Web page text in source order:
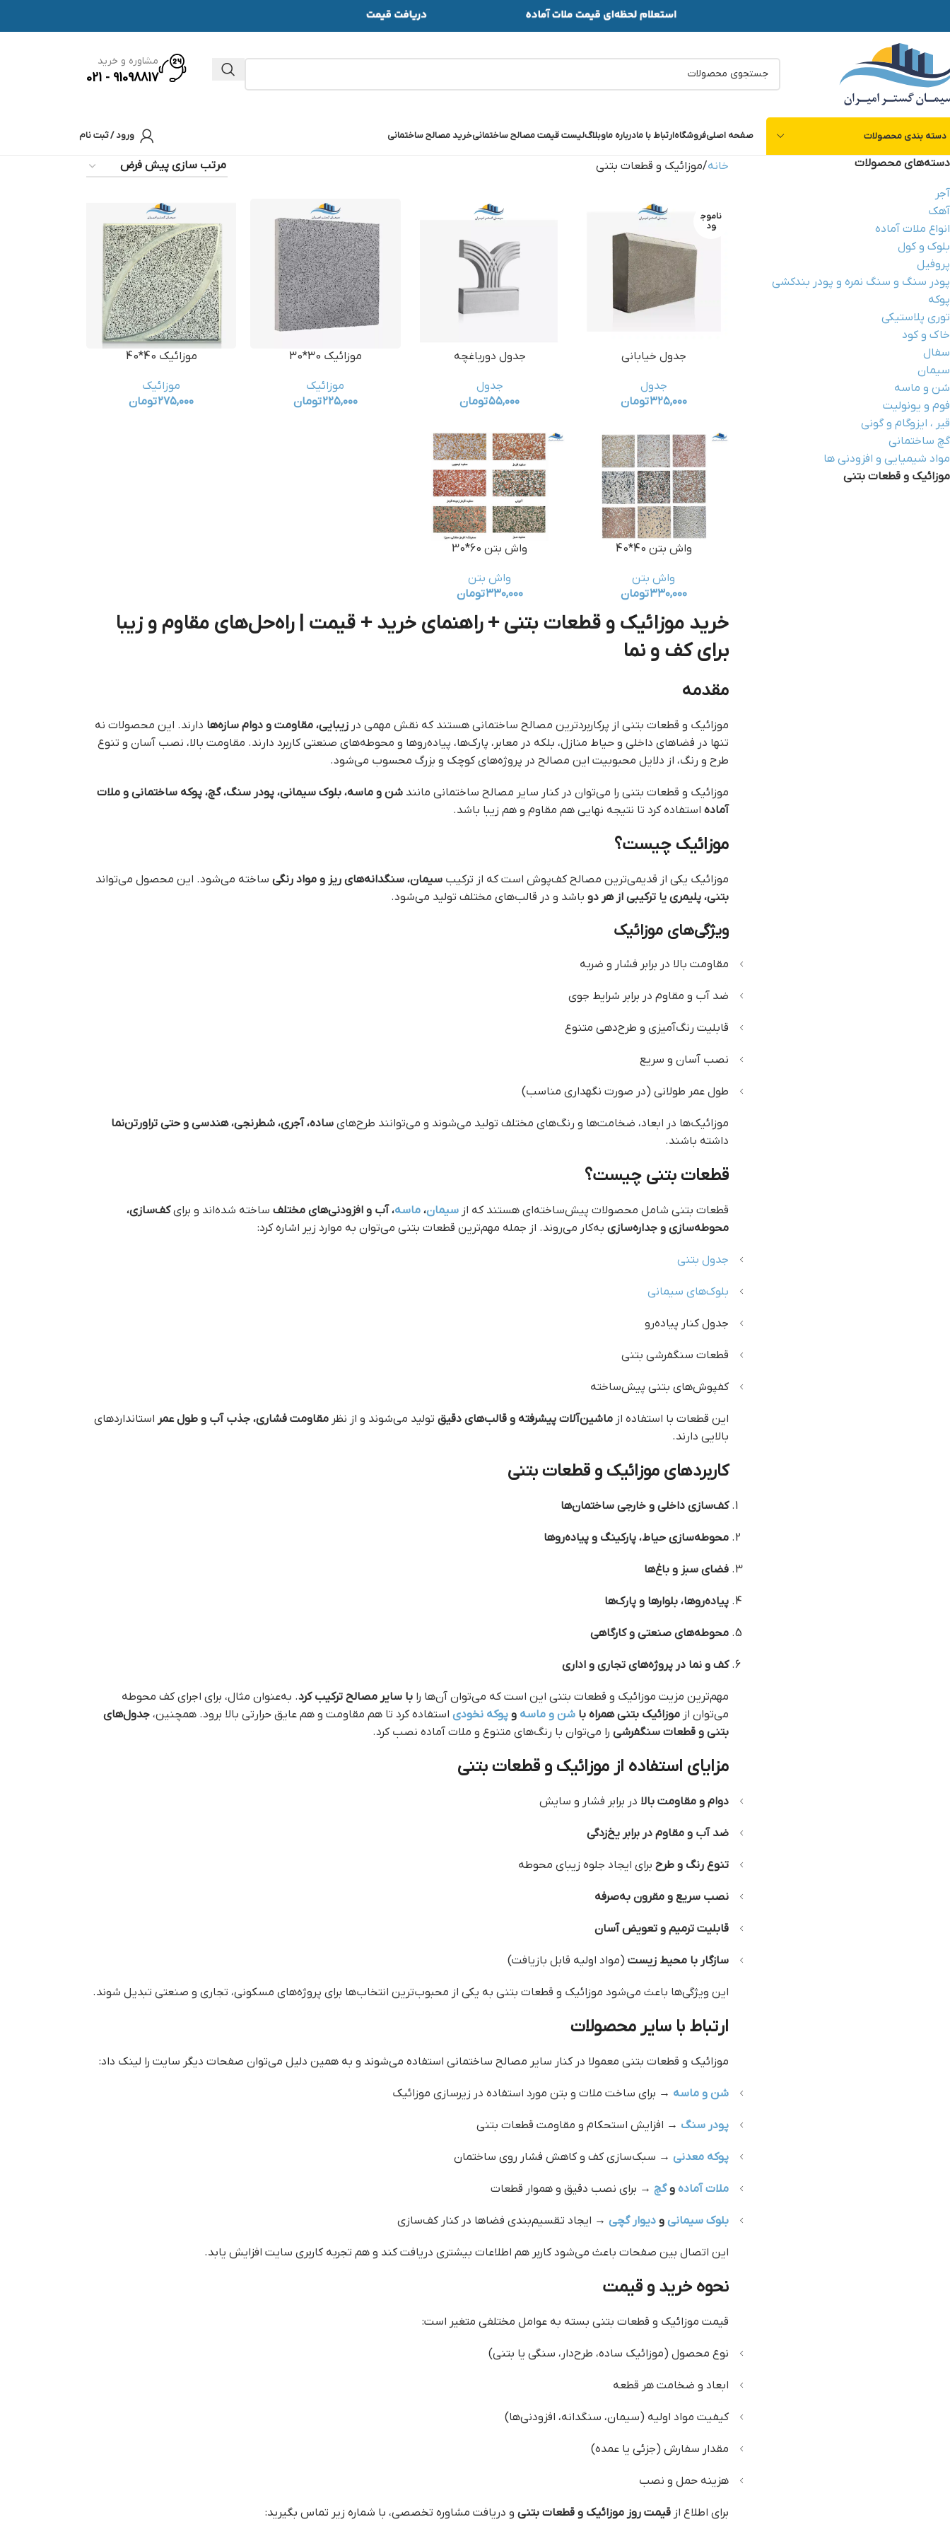
مشاوره و خرید
91098817 - 021
دسته بندی محصولات صفحه اصلیفروشگاهارتباط با مادرباره ماوبلاگلیست قیمت مصالح ساختمانیخرید مصالح ساختمانی ورود / ثبت نام
دسته‌های محصولات
آجر
آهک
انواع ملات آماده
بلوک و کول
پروفیل
پودر سنگ و سنگ نمره و پودر بندکشی
پوکه
توری پلاستیکی
خاک و کود
سفال
سیمان
شن و ماسه
فوم و یونولیت
قیر ، ایزوگام و گونی
گچ ساختمانی
مواد شیمیایی و افزودنی ها
موزائیک و قطعات بتنی
خانه موزائیک و قطعات بتنی
ناموج
ود
جدول خیابانی
جدول
۳۲۵,۰۰۰تومان
جدول دورباغچه
جدول
۵۵,۰۰۰تومان
موزائیک 30*30
موزائیک
۲۲۵,۰۰۰تومان
موزائیک 40*40
موزائیک
۲۷۵,۰۰۰تومان
واش بتن 40*40
واش بتن
۳۳۰,۰۰۰تومان
واش بتن 60*30
واش بتن
۳۳۰,۰۰۰تومان
خرید موزائیک و قطعات بتنی + راهنمای خرید + قیمت | راه‌حل‌های مقاوم و زیبا
برای کف و نما
مقدمه
موزائیک و قطعات بتنی از پرکاربردترین مصالح ساختمانی هستند که نقش مهمی در زیبایی، مقاومت و دوام سازه‌ها دارند. این محصولات نه
تنها در فضاهای داخلی و حیاط منازل، بلکه در معابر، پارک‌ها، پیاده‌روها و محوطه‌های صنعتی کاربرد دارند. مقاومت بالا، نصب آسان و تنوع
طرح و رنگ، از دلایل محبوبیت این مصالح در پروژه‌های کوچک و بزرگ محسوب می‌شود.
موزائیک و قطعات بتنی را می‌توان در کنار سایر مصالح ساختمانی مانند شن و ماسه، بلوک سیمانی، پودر سنگ، گچ، پوکه ساختمانی و ملات
آمادهاستفاده کرد تا نتیجه نهایی هم مقاوم و هم زیبا باشد.
موزائیک چیست؟
موزائیک یکی از قدیمی‌ترین مصالح کف‌پوش است که از ترکیب سیمان، سنگدانه‌های ریز و مواد رنگیساخته می‌شود. این محصول می‌تواند
بتنی، پلیمری یا ترکیبی از هر دوباشد و در قالب‌های مختلف تولید می‌شود.
ویژگی‌های موزائیک
مقاومت بالا در برابر فشار و ضربه
ضد آب و مقاوم در برابر شرایط جوی
قابلیت رنگ‌آمیزی و طرح‌دهی متنوع
نصب آسان و سریع
طول عمر طولانی (در صورت نگهداری مناسب)
موزائیک‌ها در ابعاد، ضخامت‌ها و رنگ‌های مختلف تولید می‌شوند و می‌توانند طرح‌های ساده، آجری، شطرنجی، هندسی و حتی تراورتن‌نما
داشته باشند.
قطعات بتنی چیست؟
قطعات بتنی شامل محصولات پیش‌ساخته‌ای هستند که از سیمان، ماسه، آب و افزودنی‌های مختلفساخته شده‌اند و برایکف‌سازی،
محوطه‌سازی و جداره‌سازیبه‌کار می‌روند. از جمله مهم‌ترین قطعات بتنی می‌توان به موارد زیر اشاره کرد:
جدول بتنی
بلوک‌های سیمانی
جدول کنار پیاده‌رو
قطعات سنگفرشی بتنی
کفپوش‌های بتنی پیش‌ساخته
این قطعات با استفاده از ماشین‌آلات پیشرفته و قالب‌های دقیقتولید می‌شوند و از نظر مقاومت فشاری، جذب آب و طول عمر استانداردهای
بالایی دارند.
کاربردهای موزائیک و قطعات بتنی
کف‌سازی داخلی و خارجی ساختمان‌ها
محوطه‌سازی حیاط، پارکینگ و پیاده‌روها
فضای سبز و باغ‌ها
پیاده‌روها، بلوارها و پارک‌ها
محوطه‌های صنعتی و کارگاهی
کف و نما در پروژه‌های تجاری و اداری
مهم‌ترین مزیت موزائیک و قطعات بتنی این است که می‌توان آن‌ها را با سایر مصالح ترکیب کرد. به‌عنوان مثال، برای اجرای کف محوطه
می‌توان از موزائیک بتنی همراه با شن و ماسه و پوکه نخودیاستفاده کرد تا هم مقاومت و هم عایق حرارتی بالا برود. همچنین، جدول‌های
بتنی و قطعات سنگفرشیرا می‌توان با رنگ‌های متنوع و ملات آماده نصب کرد.
مزایای استفاده از موزائیک و قطعات بتنی
دوام و مقاومت بالا در برابر فشار و سایش
ضد آب و مقاوم در برابر یخ‌زدگی
تنوع رنگ و طرحبرای ایجاد جلوه زیبای محوطه
نصب سریع و مقرون به‌صرفه
قابلیت ترمیم و تعویض آسان
سازگار با محیط زیست(مواد اولیه قابل بازیافت)
این ویژگی‌ها باعث می‌شود موزائیک و قطعات بتنی به یکی از محبوب‌ترین انتخاب‌ها برای پروژه‌های مسکونی، تجاری و صنعتی تبدیل شوند.
ارتباط با سایر محصولات
موزائیک و قطعات بتنی معمولا در کنار سایر مصالح ساختمانی استفاده می‌شوند و به همین دلیل می‌توان صفحات دیگر سایت را لینک داد:
شن و ماسه → برای ساخت ملات و بتن مورد استفاده در زیرسازی موزائیک
پودر سنگ → افزایش استحکام و مقاومت قطعات بتنی
پوکه معدنی→ سبک‌سازی کف و کاهش فشار روی ساختمان
ملات آمادهوگچ→ برای نصب دقیق و هموار قطعات
بلوک سیمانیو دیوار گچی→ ایجاد تقسیم‌بندی فضاها در کنار کف‌سازی
این اتصال بین صفحات باعث می‌شود کاربر هم اطلاعات بیشتری دریافت کند و هم تجربه کاربری سایت افزایش یابد.
نحوه خرید و قیمت
قیمت موزائیک و قطعات بتنی بسته به عوامل مختلفی متغیر است:
نوع محصول (موزائیک ساده، طرح‌دار، سنگی یا بتنی)
ابعاد و ضخامت هر قطعه
کیفیت مواد اولیه (سیمان، سنگدانه، افزودنی‌ها)
مقدار سفارش (جزئی یا عمده)
هزینه حمل و نصب
برای اطلاع از قیمت روز موزائیک و قطعات بتنیو دریافت مشاوره تخصصی، با شماره زیر تماس بگیرید: